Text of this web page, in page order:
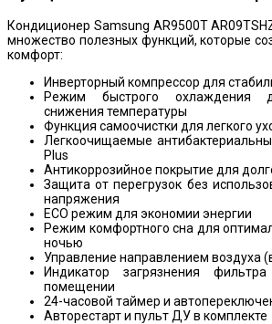
Кондиционер Samsung AR9500T
множество полезных функций, которые
комфорт:
Инверторный компрессор для
Режим быстрого охлаждения
снижения температуры
Функция самоочистки для легкого
Легкоочищаемые
Plus
Антикоррозийное покрытие для
Защита от перегрузок без
напряжения
ECO режим для экономии энергии
Режим комфортного сна для
ночью
Управление направлением воздуха
Индикатор загрязнения
помещении
24-часовой таймер и
Авторестарт и пульт ДУ в комплекте